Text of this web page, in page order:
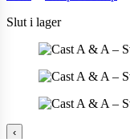
Slut i lager
‹